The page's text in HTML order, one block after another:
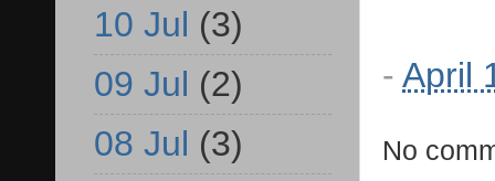
- April
No
10 Jul (3)
09 Jul (2)
08 Jul (3)